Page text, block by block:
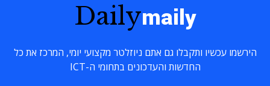
Dailymaily
הירשמו עכשיו ותקבלו גם אתם ניוזלטר מקצועי יומי, המרכז את כל
החדשות והעדכונים בתחומי ה-ICT